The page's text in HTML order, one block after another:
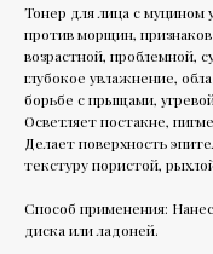
Тонер для лица с муцином
против морщин, признаков
возрастной, проблемной,
глубокое увлажнение,
борьбе с прыщами,
Осветляет постакне,
Делает поверхность
текстуру пористой,
Способ применения:
диска или ладоней.